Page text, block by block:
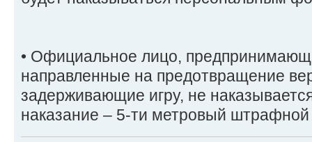
• Официальное лицо,
направленные на предотвращение
задерживающие игру, не
наказание – 5-ти метровый штрафной